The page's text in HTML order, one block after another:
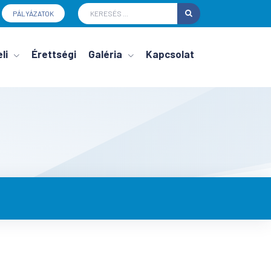
PÁLYÁZATOK
Érettségi Galéria Kapcsolat